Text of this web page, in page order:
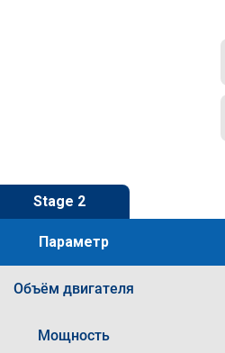
Stage 2
Параметр
Объём двигателя
Мощность